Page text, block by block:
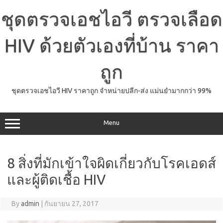
content
ชุดตรวจเอชไอวี ตรวจเลือด
HIV ด้วยตัวเองที่บ้าน ราคา
ถูก
ชุดตรวจเอชไอวี HIV ราคาถูก จำหน่ายปลีก-ส่ง แม่นยำมากกว่า 99%
Menu
8 สิ่งที่มักเข้าใจผิดเกี่ยวกับโรคเอดส์
และผู้ติดเชื้อ HIV
Byadmin กันยายน 27, 2017